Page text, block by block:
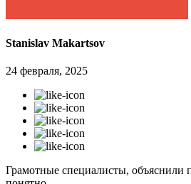
Stanislav Makartsov
24 февраля, 2025
Грамотные специалисты, объяснили